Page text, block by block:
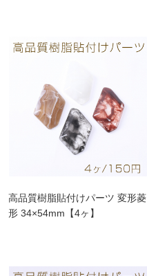
高品質樹脂貼付けパーツ 変形菱
形 34×54mm【4ヶ】